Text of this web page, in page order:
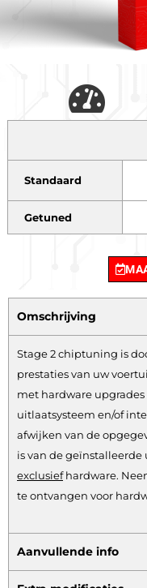
Standaard
Getuned
Omschrijving
Stage 2 chiptuning is
prestaties van uw
met hardware
uitlaatsysteem en/of
afwijken van de
is van de geïnstalleerde
exclusiefhardware.
te ontvangen voor
Aanvullende info